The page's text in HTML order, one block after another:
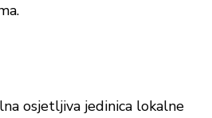
osjetljiva jedinica lokalne